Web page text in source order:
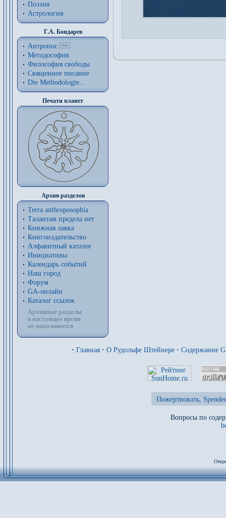
Поэзия
Астрология
Г.А. Бондарев
Антропос
Методософия
Философия cвободы
Священное писание
Die Methodologie...
Печати планет
Архив разделов
Terra anthroposophia
Талантам предела нет
Книжная лавка
Книгоиздательство
Алфавитный каталог
Инициативы
Календарь событий
Наш город
Форум
GA-онлайн
Каталог ссылок
Архивные разделы
в настоящее время
не наполняются
· Главная · О Рудольфе Штейнере · Содержание
Пожертвовать,
Вопросы по